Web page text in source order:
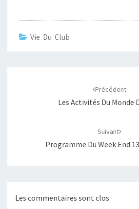
Vie Du Club
Précédent
Les Activités Du Monde
Suivant
Programme Du Week End
Les commentaires sont clos.